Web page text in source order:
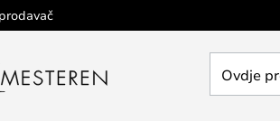
pretražite